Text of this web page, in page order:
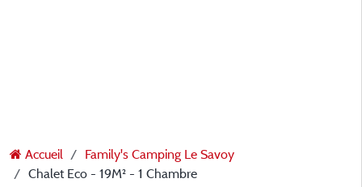
Accueil
Family's Camping Le Savoy
Chalet Eco - 19M² - 1 Chambre